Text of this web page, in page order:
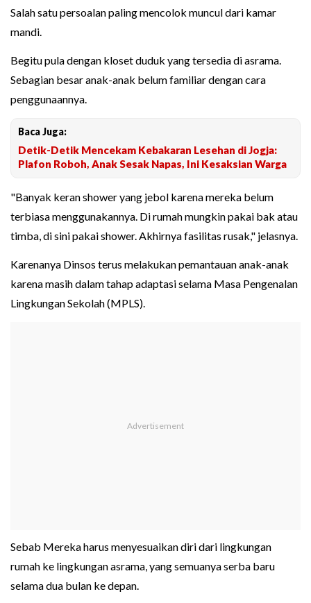
Salah satu persoalan paling mencolok muncul dari kamar
mandi.
Begitu pula dengan kloset duduk yang tersedia di asrama.
Sebagian besar anak-anak belum familiar dengan cara
penggunaannya.
Baca Juga:
Detik-Detik Mencekam Kebakaran Lesehan di Jogja:
Plafon Roboh, Anak Sesak Napas, Ini Kesaksian Warga
"Banyak keran shower yang jebol karena mereka belum
terbiasa menggunakannya. Di rumah mungkin pakai bak atau
timba, di sini pakai shower. Akhirnya fasilitas rusak," jelasnya.
Karenanya Dinsos terus melakukan pemantauan anak-anak
karena masih dalam tahap adaptasi selama Masa Pengenalan
Lingkungan Sekolah (MPLS).
Sebab Mereka harus menyesuaikan diri dari lingkungan
rumah ke lingkungan asrama, yang semuanya serba baru
selama dua bulan ke depan.